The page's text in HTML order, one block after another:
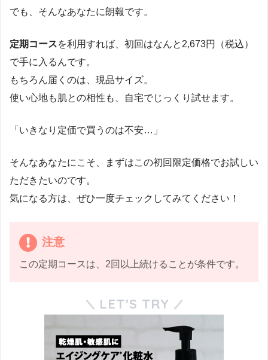
でも、そんなあなたに朗報です。
定期コースを利用すれば、初回はなんと2,673円（税込）
で手に入るんです。
もちろん届くのは、現品サイズ。
使い心地も肌との相性も、自宅でじっくり試せます。
「いきなり定価で買うのは不安…」
そんなあなたにこそ、まずはこの初回限定価格でお試しい
ただきたいのです。
気になる方は、ぜひ一度チェックしてみてください！
注意
この定期コースは、2回以上続けることが条件です。
LET’S TRY